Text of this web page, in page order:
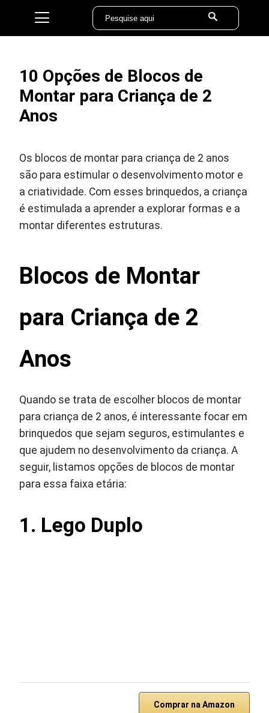
10 Opções de Blocos de
Montar para Criança de 2
Anos
Os blocos de montar para criança de 2 anos
são para estimular o desenvolvimento motor e
a criatividade. Com esses brinquedos, a criança
é estimulada a aprender a explorar formas e a
montar diferentes estruturas.
Blocos de Montar
para Criança de 2
Anos
Quando se trata de escolher blocos de montar
para criança de 2 anos, é interessante focar em
brinquedos que sejam seguros, estimulantes e
que ajudem no desenvolvimento da criança. A
seguir, listamos opções de blocos de montar
para essa faixa etária:
1. Lego Duplo
Comprar na Amazon